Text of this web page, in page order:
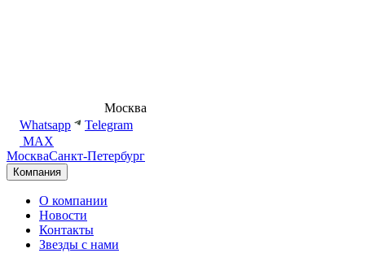
Москва
Whatsapp
Telegram
MAX
МоскваСанкт-Петербург
Компания
О компании
Новости
Контакты
Звезды с нами